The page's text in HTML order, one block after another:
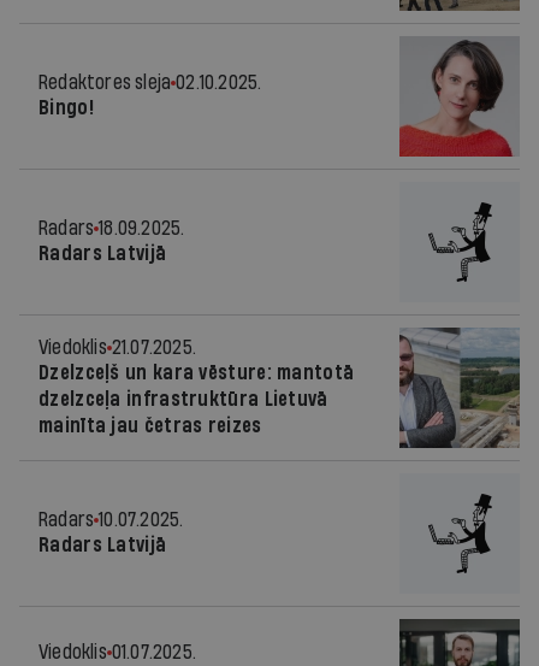
Redaktores sleja 02.10.2025.
Bingo!
Radars 18.09.2025.
Radars Latvijā
Viedoklis 21.07.2025.
Dzelzceļš un kara vēsture: mantotā
dzelzceļa infrastruktūra Lietuvā
mainīta jau četras reizes
Radars 10.07.2025.
Radars Latvijā
Viedoklis 01.07.2025.